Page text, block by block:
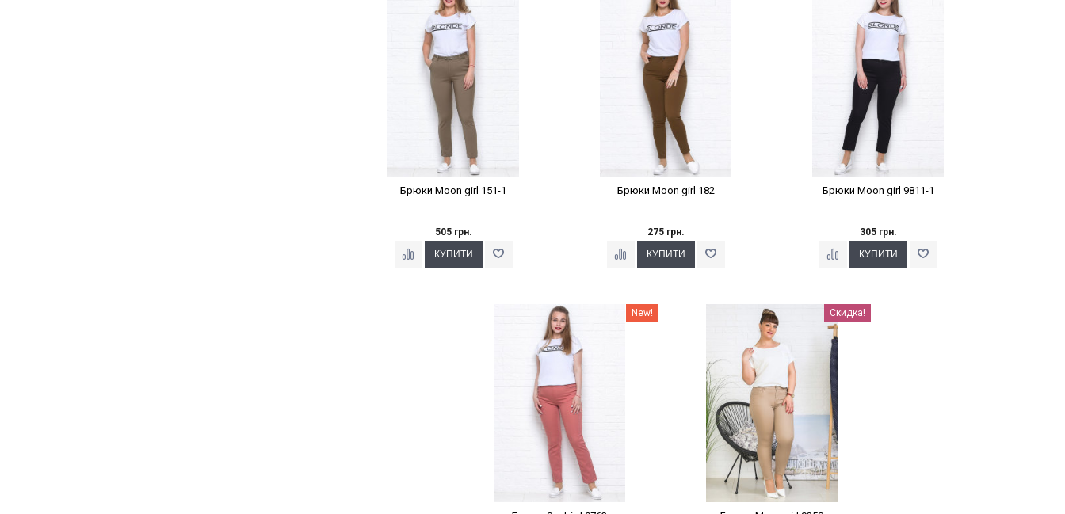
Брюки Moon girl 151-1
505 грн.
Брюки Moon girl 182
275 грн.
Брюки Moon girl 9811-1
305 грн.
Наклейки Варіант з % New! Наклейки Варіант з % Скидка!